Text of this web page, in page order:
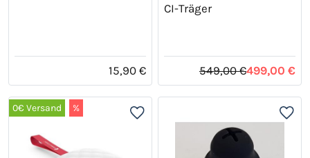
15,90 €
CI-Träger
549,00 €499,00 €
0€ Versand %